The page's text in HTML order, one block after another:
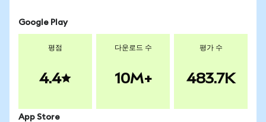
Google Play
평점
4.4
다운로드 수
10M+
평가 수
483.7K
App Store